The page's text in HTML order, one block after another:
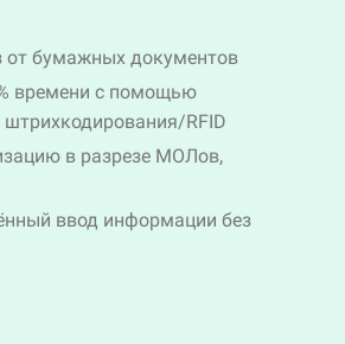
от бумажных документов
времени с помощью
штрихкодирования/RFID
в разрезе МОЛов,
ввод информации без